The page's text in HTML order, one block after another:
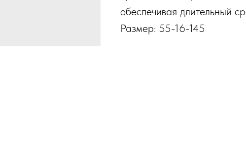
обеспечивая длительный
Размер: 55-16-145